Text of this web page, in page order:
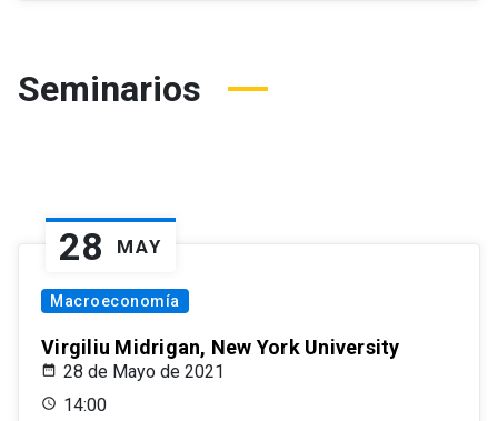
Seminarios
28 MAY
Macroeconomía
Virgiliu Midrigan, New York University
28 de Mayo de 2021
14:00